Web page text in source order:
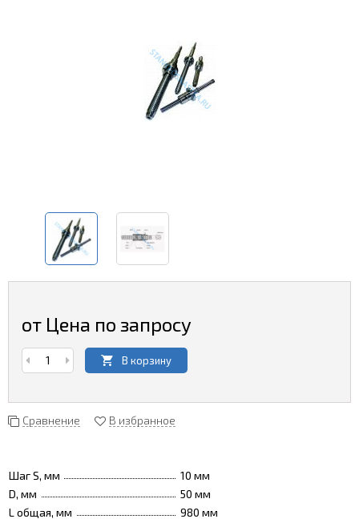
от Цена по запросу
В корзину
Сравнение В избранное
Шаг S, мм
10 мм
D, мм
50 мм
L общая, мм
980 мм